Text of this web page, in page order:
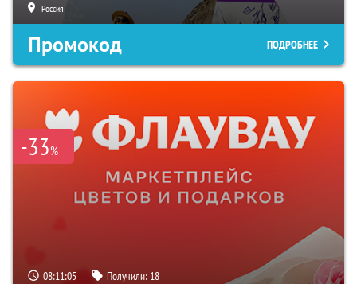
Россия
Промокод ПОДРОБНЕЕ
-33%
08:11:04 Получили: 18